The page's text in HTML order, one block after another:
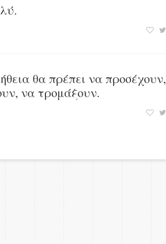
θα πρέπει να προσέχουν,
να τρομάξουν.